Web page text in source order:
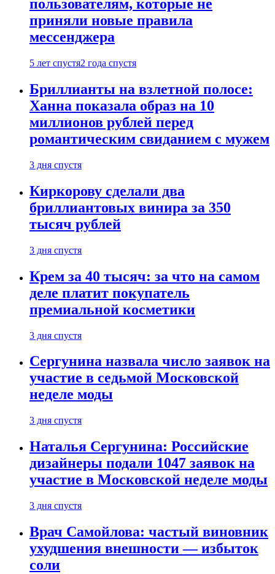
пользователям, которые не
приняли новые правила
мессенджера
5 лет спустя2 года спустя
Бриллианты на взлетной полосе:
Ханна показала образ на 10
миллионов рублей перед
романтическим свиданием с мужем
3 дня спустя
Киркорову сделали два
бриллиантовых винира за 350
тысяч рублей
3 дня спустя
Крем за 40 тысяч: за что на самом
деле платит покупатель
премиальной косметики
3 дня спустя
Сергунина назвала число заявок на
участие в седьмой Московской
неделе моды
3 дня спустя
Наталья Сергунина: Российские
дизайнеры подали 1047 заявок на
участие в Московской неделе моды
3 дня спустя
Врач Самойлова: частый виновник
ухудшения внешности — избыток
соли